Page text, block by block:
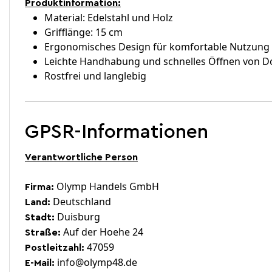
Produktinformation:
Material: Edelstahl und Holz
Grifflänge: 15 cm
Ergonomisches Design für komfortable Nutzung
Leichte Handhabung und schnelles Öffnen von
Rostfrei und langlebig
GPSR-Informationen
Verantwortliche Person
Firma: Olymp Handels GmbH
Land: Deutschland
Stadt: Duisburg
Straße: Auf der Hoehe 24
Postleitzahl: 47059
E-Mail: info@olymp48.de